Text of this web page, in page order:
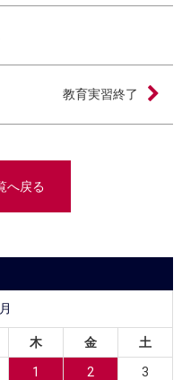
教育実習終了
へ戻る
木 金 土
1 2 3